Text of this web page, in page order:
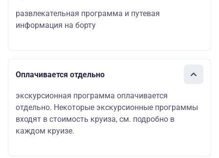
развлекательная программа и путевая
информация на борту
Оплачивается отдельно
экскурсионная программа оплачивается
отдельно. Некоторые экскурсионные программы
входят в стоимость круиза, см. подробно в
каждом круизе.